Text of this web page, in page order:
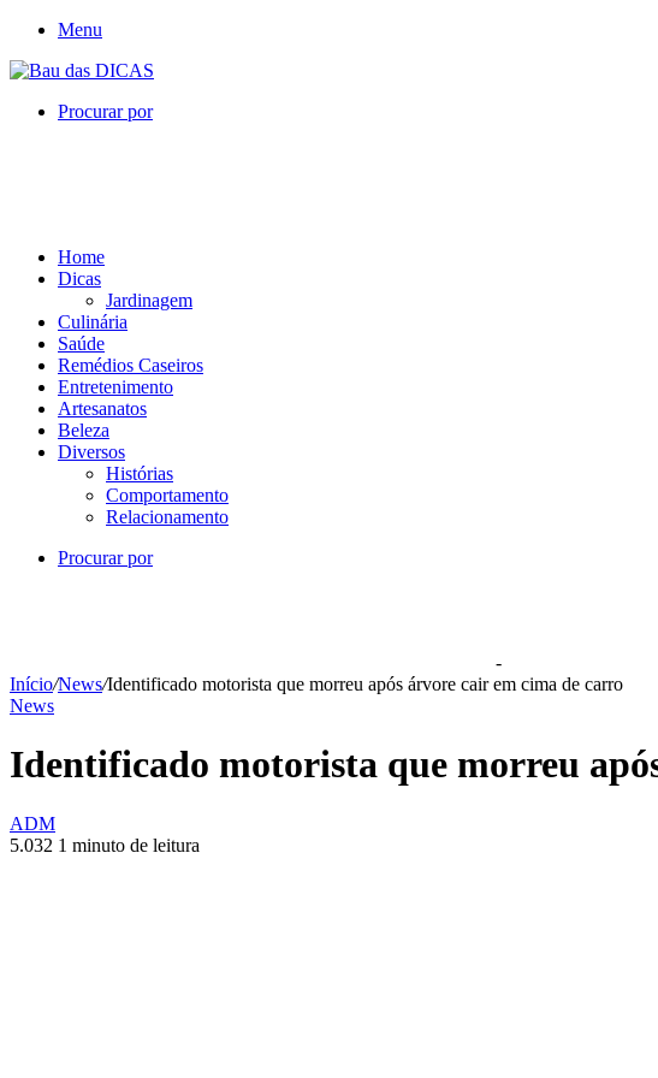
Menu
Procurar por
Home
Dicas
Jardinagem
Culinária
Saúde
Remédios Caseiros
Entretenimento
Artesanatos
Beleza
Diversos
Histórias
Comportamento
Relacionamento
Procurar por
-
Início/News/Identificado motorista que morreu após árvore cair em cima de carro
News
Identificado motorista que morreu
ADM
5.032 1 minuto de leitura